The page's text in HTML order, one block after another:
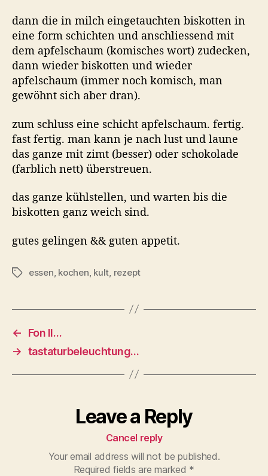
dann die in milch eingetauchten biskotten in
eine form schichten und anschliessend mit
dem apfelschaum (komisches wort) zudecken,
dann wieder biskotten und wieder
apfelschaum (immer noch komisch, man
gewöhnt sich aber dran).
zum schluss eine schicht apfelschaum. fertig.
fast fertig. man kann je nach lust und laune
das ganze mit zimt (besser) oder schokolade
(farblich nett) überstreuen.
das ganze kühlstellen, und warten bis die
biskotten ganz weich sind.
gutes gelingen && guten appetit.
Tagsessen kochen kult rezept
←
Fon II…
→ tastaturbeleuchtung…
Leave a Reply
Cancel reply
Your email address will not be published.
Required fields are marked *